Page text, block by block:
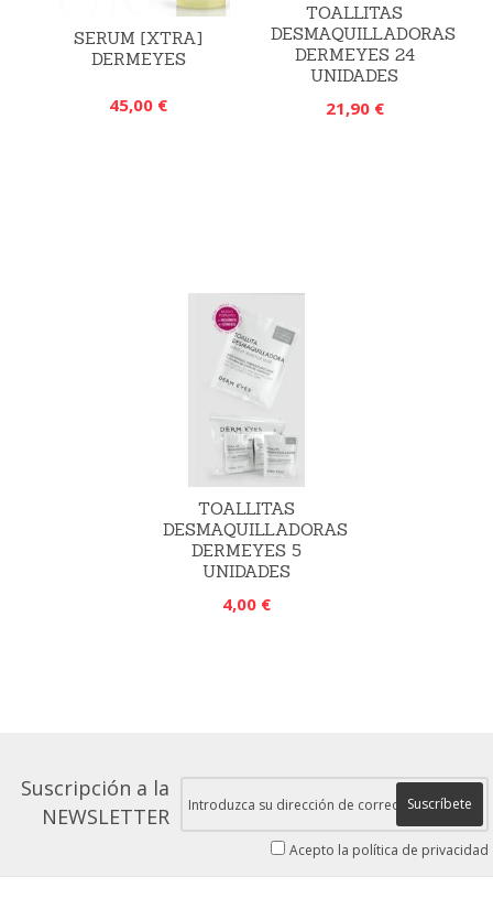
SERUM [XTRA]
DERMEYES
45,00 €
TOALLITAS
DESMAQUILLADORAS
DERMEYES 24
UNIDADES
21,90 €
TOALLITAS
DESMAQUILLADORAS
DERMEYES 5
UNIDADES
4,00 €
Suscripción a la
NEWSLETTER
Suscríbete
Acepto la política de privacidad